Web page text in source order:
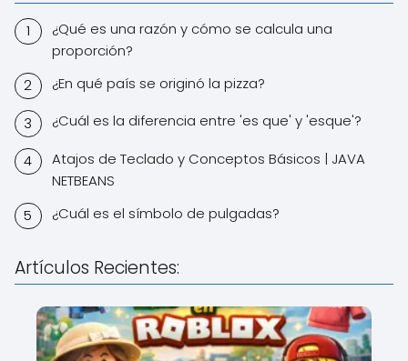
¿Qué es una razón y cómo se calcula una
proporción?
¿En qué país se originó la pizza?
¿Cuál es la diferencia entre 'es que' y 'esque'?
Atajos de Teclado y Conceptos Básicos | JAVA
NETBEANS
¿Cuál es el símbolo de pulgadas?
Artículos Recientes: